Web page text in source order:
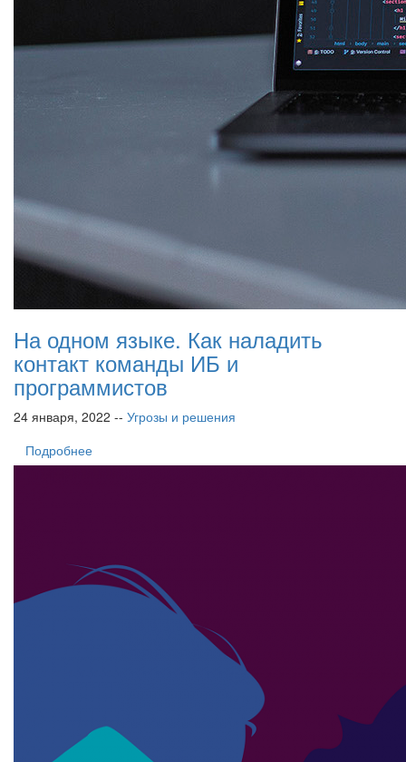
На одном языке. Как наладить
контакт команды ИБ и
программистов
24 января, 2022 -- Угрозы и решения
Подробнее